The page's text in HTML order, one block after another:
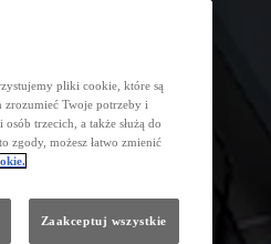
pliki cookie, które są
zrozumieć Twoje potrzeby i
trzecich, a także służą do
zgody, możesz łatwo zmienić
Zaakceptuj wszystkie